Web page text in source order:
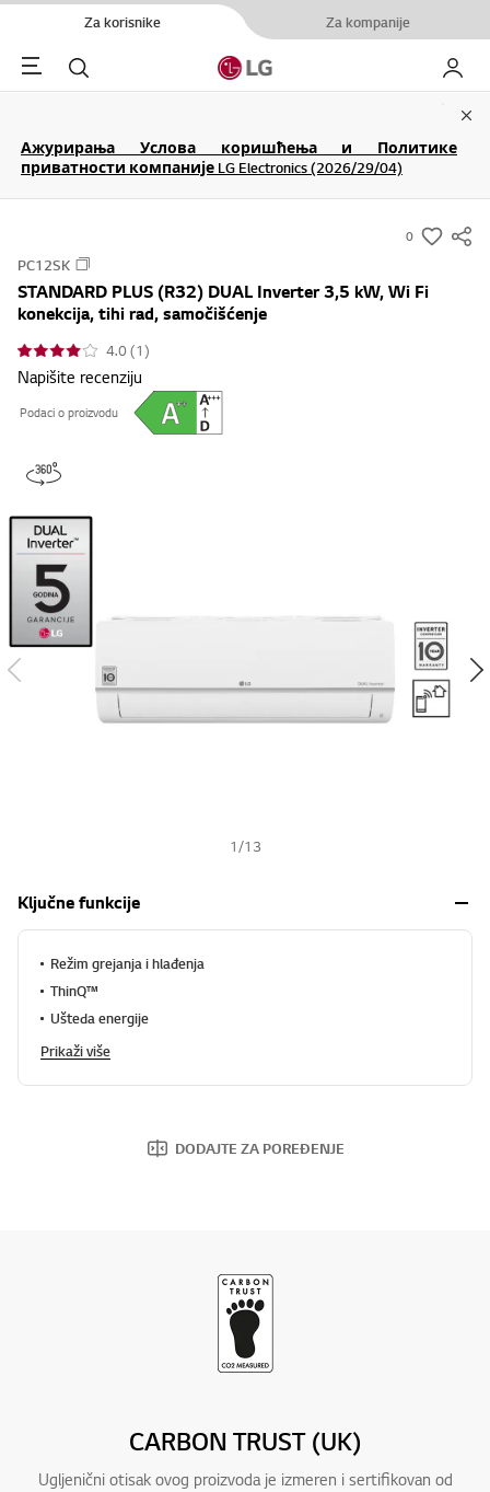
Za korisnike Za kompanije
Menu Pretraga Moj LG
Ажурирања Услова коришћења и Политике
приватности компаније LG Electronics (2026/29/04)
0
s
PC12SK
STANDARD PLUS (R32) DUAL Inverter 3,5 kW, Wi Fi
konekcija, tihi rad, samočišćenje
4.0 (1)
Napišite recenziju
Podaci o proizvodu
1 /13
Ključne funkcije
Režim grejanja i hlađenja
ThinQ™
Ušteda energije
Prikaži više
DODAJTE ZA POREĐENJE
CARBON TRUST (UK)
Ugljenični otisak ovog proizvoda je izmeren i sertifikovan od